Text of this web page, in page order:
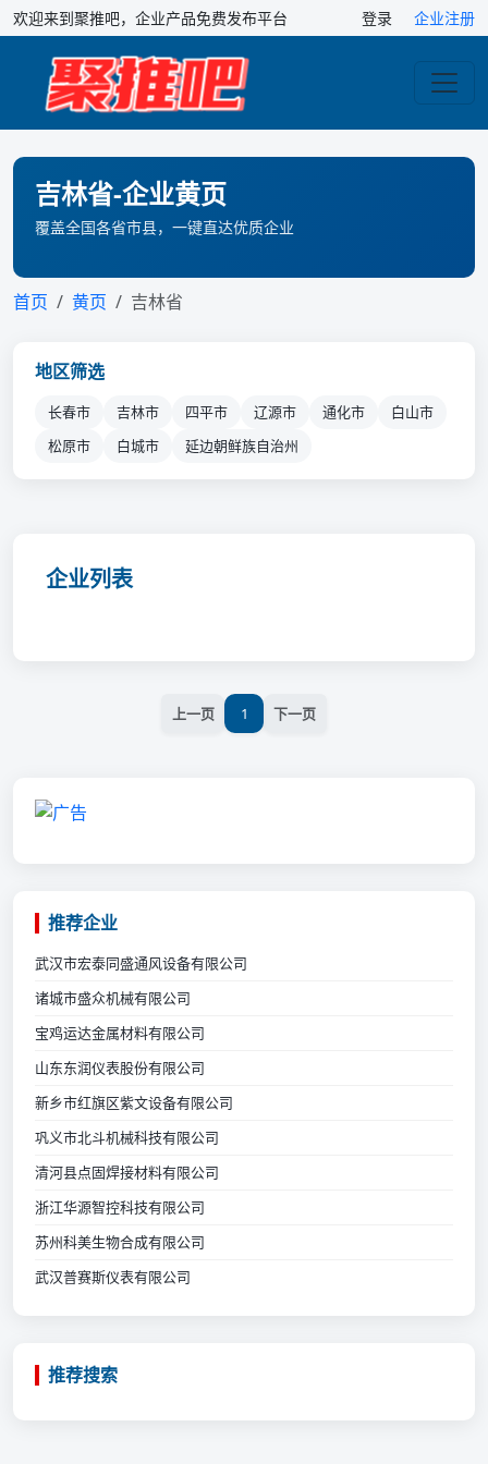
欢迎来到聚推吧，企业产品免费发布平台 登录 企业注册
吉林省-企业黄页
覆盖全国各省市县，一键直达优质企业
首页 黄页 吉林省
地区筛选
长春市 吉林市 四平市 辽源市 通化市
白山市
松原市
白城市 延边朝鲜族自治州
企业列表
上一页 1 下一页
推荐企业
武汉市宏泰同盛通风设备有限公司
诸城市盛众机械有限公司
宝鸡运达金属材料有限公司
山东东润仪表股份有限公司
新乡市红旗区紫文设备有限公司
巩义市北斗机械科技有限公司
清河县点固焊接材料有限公司
浙江华源智控科技有限公司
苏州科美生物合成有限公司
武汉普赛斯仪表有限公司
推荐搜索